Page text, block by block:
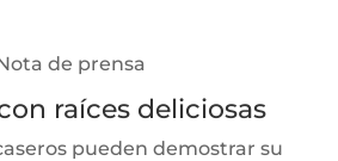
de prensa
raíces deliciosas
pueden demostrar su